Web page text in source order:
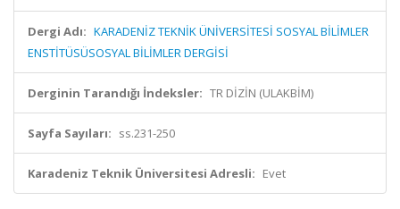
Dergi Adı: KARADENİZ TEKNİK ÜNİVERSİTESİ SOSYAL BİLİMLER
ENSTİTÜSÜSOSYAL BİLİMLER DERGİSİ
Derginin Tarandığı İndeksler: TR DİZİN (ULAKBİM)
Sayfa Sayıları: ss.231-250
Karadeniz Teknik Üniversitesi Adresli: Evet